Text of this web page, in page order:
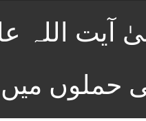
آیت اللہ
حملوں